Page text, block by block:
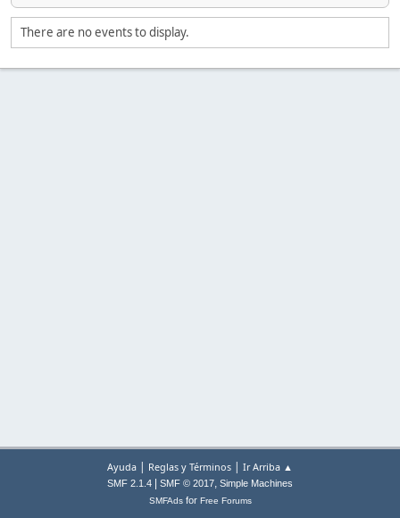
There are no events to display.
Ayuda | Reglas y Términos | Ir Arriba ▲
SMF 2.1.4 SMF © 2017, Simple Machines
SMFAdsfor Free Forums